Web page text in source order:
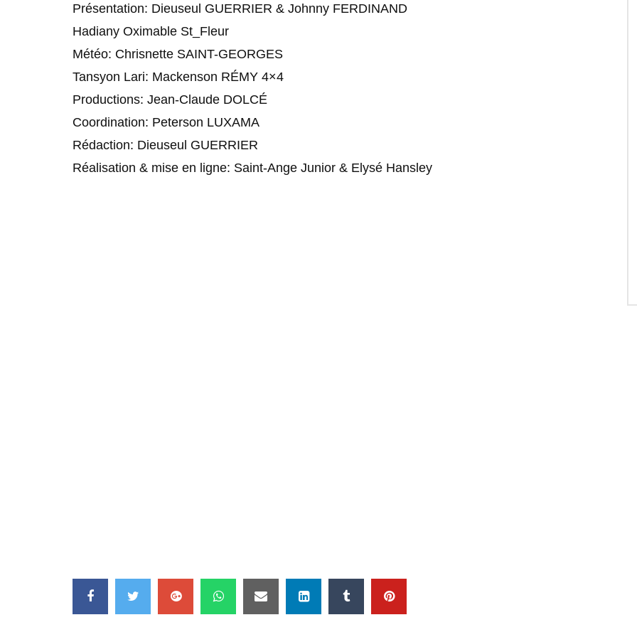
Présentation: Dieuseul GUERRIER & Johnny FERDINAND
Hadiany Oximable St_Fleur
Météo: Chrisnette SAINT-GEORGES
Tansyon Lari: Mackenson RÉMY 4×4
Productions: Jean-Claude DOLCÉ
Coordination: Peterson LUXAMA
Rédaction: Dieuseul GUERRIER
Réalisation & mise en ligne: Saint-Ange Junior & Elysé Hansley